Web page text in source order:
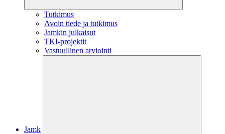
Tutkimus
Avoin tiede ja tutkimus
Jamkin julkaisut
TKI-projektit
Vastuullinen arviointi
Jamk